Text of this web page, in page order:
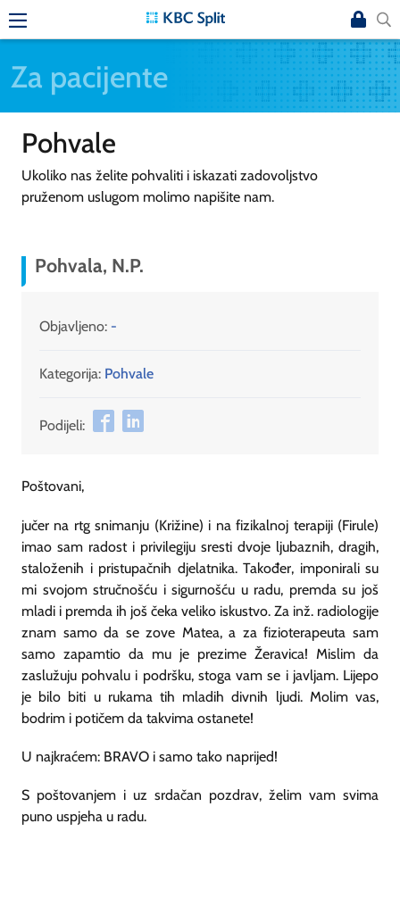
Za pacijente
Pohvale
Ukoliko nas želite pohvaliti i iskazati zadovoljstvo
pruženom uslugom molimo napišite nam.
Pohvala, N.P.
Objavljeno: -
Kategorija: Pohvale
Podijeli:
Poštovani,
jučer na rtg snimanju (Križine) i na fizikalnoj terapiji (Firule)
imao sam radost i privilegiju sresti dvoje ljubaznih, dragih,
staloženih i pristupačnih djelatnika. Također, imponirali su
mi svojom stručnošću i sigurnošću u radu, premda su još
mladi i premda ih još čeka veliko iskustvo. Za inž. radiologije
znam samo da se zove Matea, a za fizioterapeuta sam
samo zapamtio da mu je prezime Žeravica! Mislim da
zaslužuju pohvalu i podršku, stoga vam se i javljam. Lijepo
je bilo biti u rukama tih mladih divnih ljudi. Molim vas,
bodrim i potičem da takvima ostanete!
U najkraćem: BRAVO i samo tako naprijed!
S poštovanjem i uz srdačan pozdrav, želim vam svima
puno uspjeha u radu.